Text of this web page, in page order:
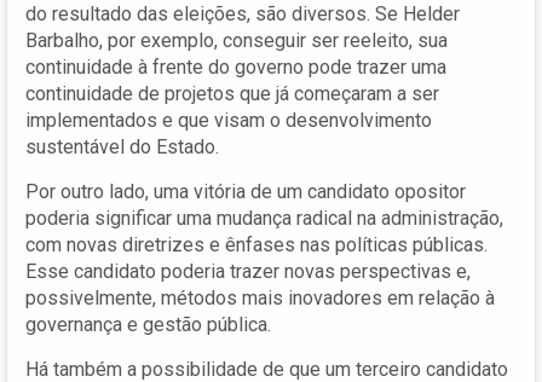
do resultado das eleições, são diversos. Se Helder
Barbalho, por exemplo, conseguir ser reeleito, sua
continuidade à frente do governo pode trazer uma
continuidade de projetos que já começaram a ser
implementados e que visam o desenvolvimento
sustentável do Estado.
Por outro lado, uma vitória de um candidato opositor
poderia significar uma mudança radical na administração,
com novas diretrizes e ênfases nas políticas públicas.
Esse candidato poderia trazer novas perspectivas e,
possivelmente, métodos mais inovadores em relação à
governança e gestão pública.
Há também a possibilidade de que um terceiro candidato